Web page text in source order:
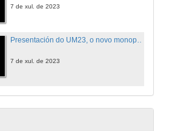
7 de xul. de 2023
7 de xul. de 2023